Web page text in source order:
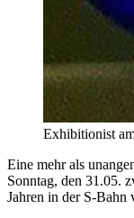
Exhibitionist
Eine mehr als
Sonntag, den 31.05.
Jahren in der S-Bahn